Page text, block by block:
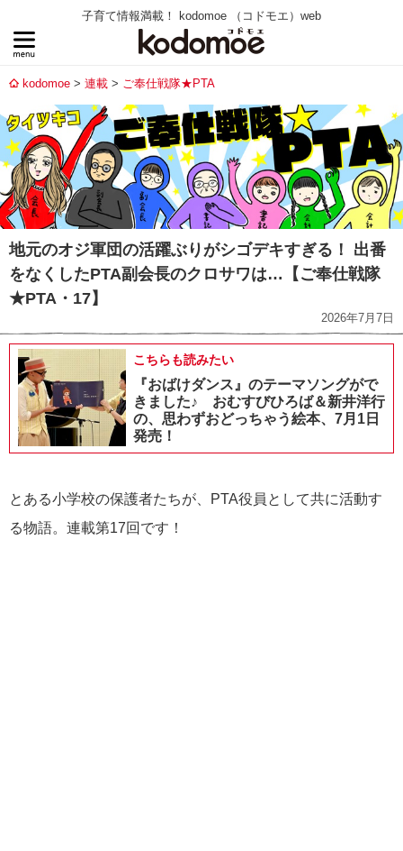
子育て情報満載！ kodomoe （コドモエ）web
kodomoe 連載 ご奉仕戦隊★PTA
地元のオジ軍団の活躍ぶりがシゴデキすぎる！ 出番
をなくしたPTA副会長のクロサワは…【ご奉仕戦隊
★PTA・17】
2026年7月7日
こちらも読みたい
『おばけダンス』のテーマソングがで
きました♪ おむすびひろば＆新井洋行
の、思わずおどっちゃう絵本、7月1日
発売！
とある小学校の保護者たちが、PTA役員として共に活動す
る物語。連載第17回です！